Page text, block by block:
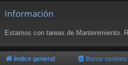
Información
Estamos con tareas de Mantenimiento.
Índice general Borrar cookies